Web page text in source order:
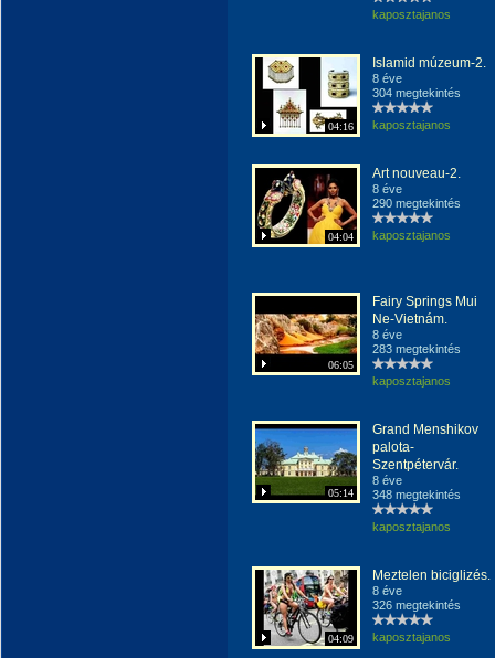
kaposztajanos
04:16
Islamid múzeum-2.
8 éve
304 megtekintés
kaposztajanos
04:04
Art nouveau-2.
8 éve
290 megtekintés
kaposztajanos
06:05
Fairy Springs Mui
Ne-Vietnám.
8 éve
283 megtekintés
kaposztajanos
05:14
Grand Menshikov
palota-
Szentpétervár.
8 éve
348 megtekintés
kaposztajanos
04:09
Meztelen biciglizés.
8 éve
326 megtekintés
kaposztajanos